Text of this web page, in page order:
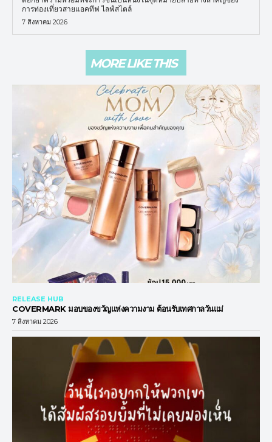
การท่องเที่ยวสายแอคทีฟ ไลฟ์สไตล์
7 สิงหาคม 2026
MORE LIKE THIS
RELEASE HUB
COVERMARK มอบของขวัญแห่งความงาม ต้อนรับเทศกาลวันแม่
7 สิงหาคม 2026